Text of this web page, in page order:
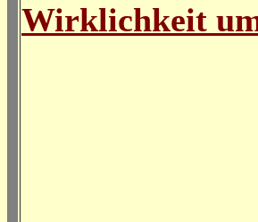
Wirklichkeit